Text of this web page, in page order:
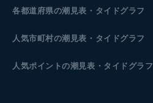
各都道府県の潮見表 ・タイドグラフ
人気市町村の潮見表・タイドグラフ
人気ポイントの潮見表・タイドグラフ